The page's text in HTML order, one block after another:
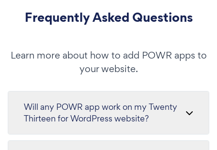
Frequently Asked Questions
Learn more about how to add POWR apps to
your website.
Will any POWR app work on my Twenty
Thirteen for WordPress website?